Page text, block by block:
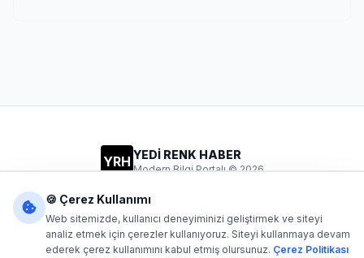
YRH YEDİ RENK HABER
Modern Bilgi Portalı © 2026
Dijital1- Tüm hakları saklıdır. Kaynak gösterilmeden içerik
🍪 Çerez Kullanımı
Web sitemizde, kullanıcı deneyiminizi geliştirmek ve siteyi
analiz etmek için çerezler kullanıyoruz. Siteyi kullanmaya devam
ederek çerez kullanımını kabul etmiş olursunuz. Çerez Politikası